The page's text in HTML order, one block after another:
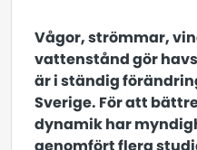
Vågor, strömmar,
vattenstånd gör
är i ständig
Sverige. För att
dynamik har